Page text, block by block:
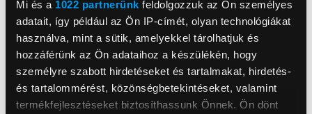
Mi és a 1022 partnerünk feldolgozzuk az Ön személyes
adatait, így például az Ön IP-címét, olyan technológiákat
használva, mint a sütik, amelyekkel tárolhatjuk és
hozzáférünk az Ön adataihoz a készülékén, hogy
személyre szabott hirdetéseket és tartalmakat, hirdetés-
és tartalommérést, közönségbetekintéseket, valamint
termékfejlesztéseket biztosíthassunk Önnek. Ön dönt
Kábel hossza
6 m
Porszívó típus
Porzsákos
Porkapacitás
4 000 ml
Szívás szabályozás
Magasság
28 cm